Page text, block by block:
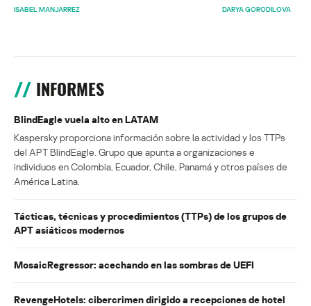
ISABEL MANJARREZ
DARYA GORODILOVA
INFORMES
BlindEagle vuela alto en LATAM
Kaspersky proporciona información sobre la actividad y los TTPs
del APT BlindEagle. Grupo que apunta a organizaciones e
individuos en Colombia, Ecuador, Chile, Panamá y otros países de
América Latina.
Tácticas, técnicas y procedimientos (TTPs) de los grupos de
APT asiáticos modernos
MosaicRegressor: acechando en las sombras de UEFI
RevengeHotels: cibercrimen dirigido a recepciones de hotel